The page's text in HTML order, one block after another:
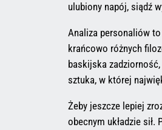
ulubiony napój, siądź
Analiza personaliów
krańcowo różnych
baskijska
sztuka, w której
Żeby jeszcze lepiej
obecnym układzie